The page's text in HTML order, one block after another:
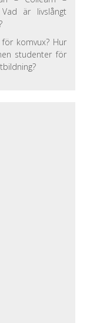
Vad är livslångt
för komvux? Hur
studenter för